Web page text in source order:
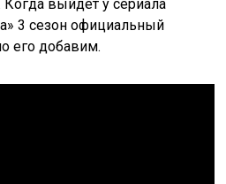
выйдет у сериала
3 сезон официальный
его добавим.